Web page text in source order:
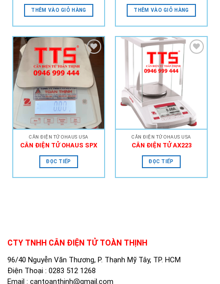
THÊM VÀO GIỎ HÀNG THÊM VÀO GIỎ HÀNG
Add to
Wishlist
CÂN ĐIỆN TỬ OHAUS USA
CÂN ĐIỆN TỬ OHAUS SPX
ĐỌC TIẾP
Wishlist
CÂN ĐIỆN TỬ OHAUS USA
CÂN ĐIỆN TỬ AX223
ĐỌC TIẾP
CTY TNHH CÂN ĐIỆN TỬ TOÀN THỊNH
96/40 Nguyễn Văn Thương, P. Thạnh Mỹ Tây, TP. HCM
Điện Thoại : 0283 512 1268
Email : cantoanthinh@gmail.com